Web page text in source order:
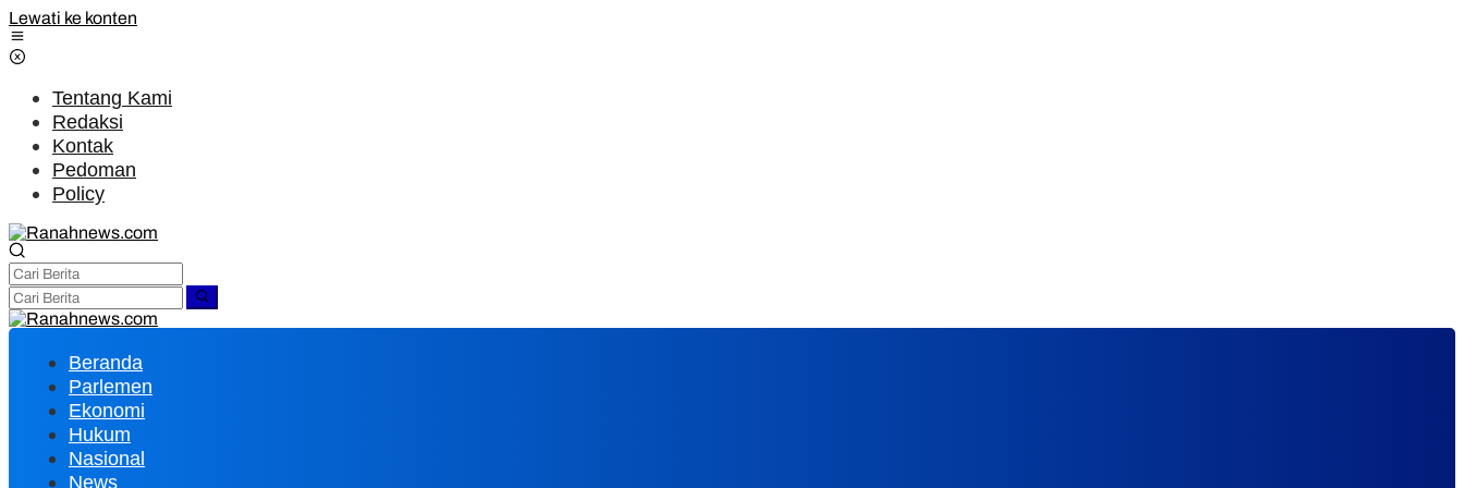
Lewati ke konten
Tentang Kami
Redaksi
Kontak
Pedoman
Policy
Beranda
Parlemen
Ekonomi
Hukum
Nasional
News